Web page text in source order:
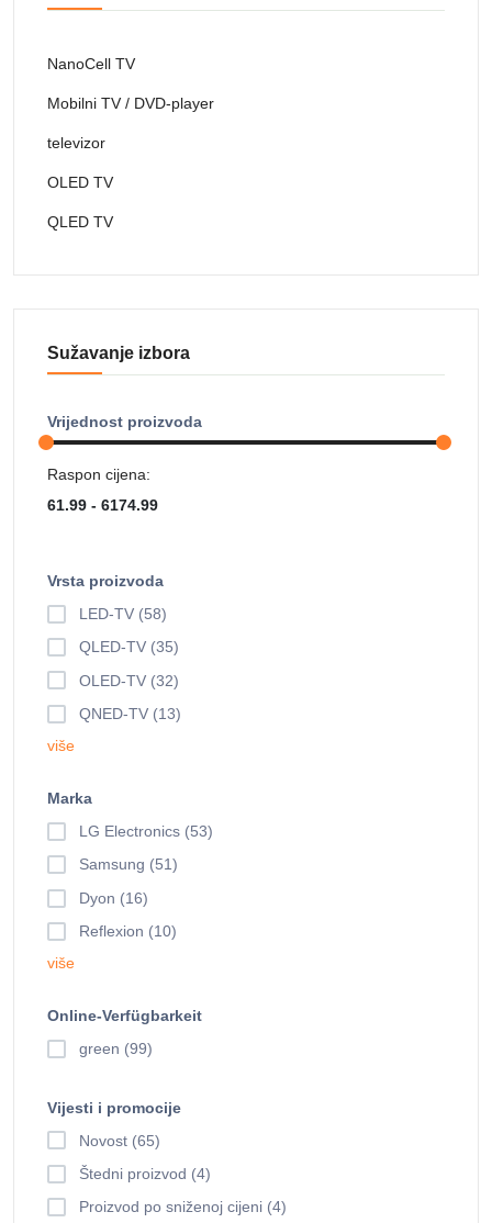
NanoCell TV
Mobilni TV / DVD-player
televizor
OLED TV
QLED TV
Sužavanje izbora
Vrijednost proizvoda
Raspon cijena:
Vrsta proizvoda
LED-TV (58)
QLED-TV (35)
OLED-TV (32)
QNED-TV (13)
više
Marka
LG Electronics (53)
Samsung (51)
Dyon (16)
Reflexion (10)
više
Online-Verfügbarkeit
green (99)
Vijesti i promocije
Novost (65)
Štedni proizvod (4)
Proizvod po sniženoj cijeni (4)